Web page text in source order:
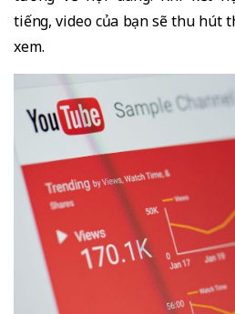
tiếng, video của bạn sẽ thu hút
xem.